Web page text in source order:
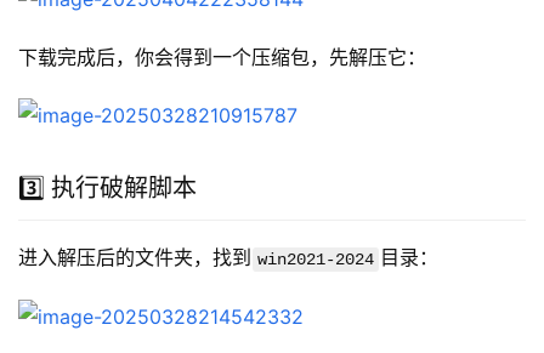
下载完成后，你会得到一个压缩包，先解压它：
3️⃣ 执行破解脚本
进入解压后的文件夹，找到 win2021-2024 目录：